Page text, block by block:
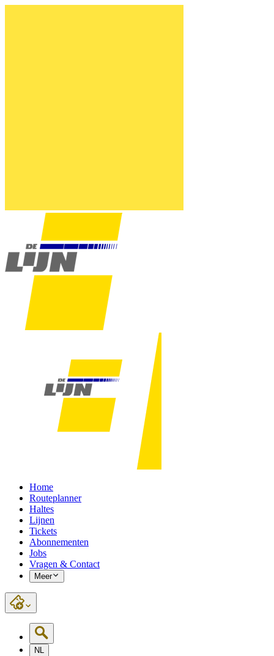
Home
Routeplanner
Haltes
Lijnen
Tickets
Abonnementen
Jobs
Vragen & Contact
Meer
NL